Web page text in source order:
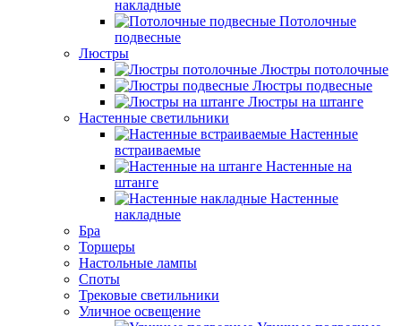
накладные
Потолочные
подвесные
Люстры
Люстры потолочные
Люстры подвесные
Люстры на штанге
Настенные светильники
Настенные
встраиваемые
Настенные на
штанге
Настенные
накладные
Бра
Торшеры
Настольные лампы
Споты
Трековые светильники
Уличное освещение